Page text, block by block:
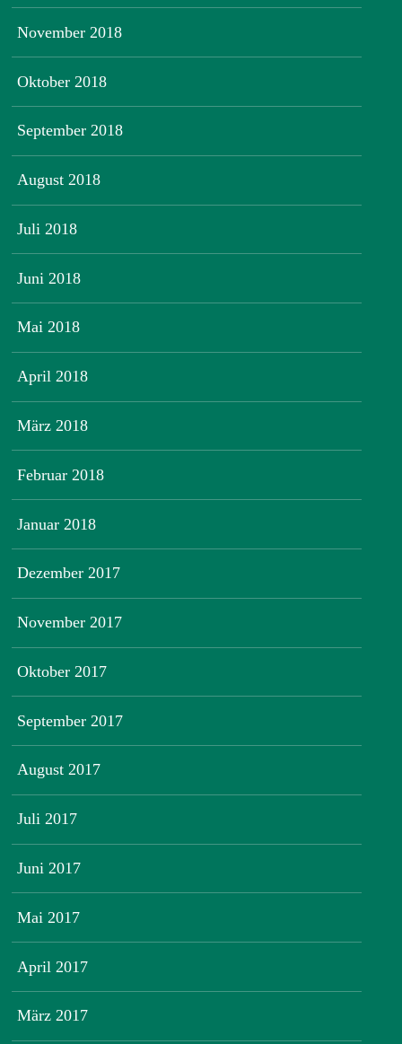
November 2018
Oktober 2018
September 2018
August 2018
Juli 2018
Juni 2018
Mai 2018
April 2018
März 2018
Februar 2018
Januar 2018
Dezember 2017
November 2017
Oktober 2017
September 2017
August 2017
Juli 2017
Juni 2017
Mai 2017
April 2017
März 2017